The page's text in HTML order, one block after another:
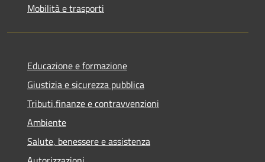
Mobilità e trasporti
Educazione e formazione
Giustizia e sicurezza pubblica
Tributi,finanze e contravvenzioni
Ambiente
Salute, benessere e assistenza